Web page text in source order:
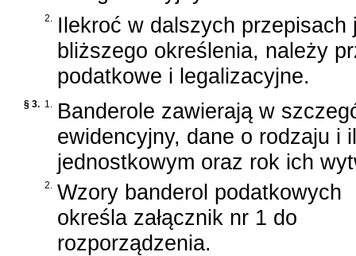
2. Ilekroć w dalszych
bliższego określenia, należy
podatkowe i legalizacyjne.
§ 3. 1. Banderole zawierają w
ewidencyjny, dane o rodzaju i
jednostkowym oraz rok ich
2. Wzory banderol podatkowych
określa załącznik nr 1 do
rozporządzenia.